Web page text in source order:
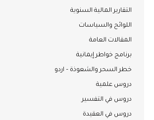
التقارير المالية السنوية
اللوائح والسياسات
المقالات العامة
برنامج خواطر إيمانية
خطر السحر والشعوذة – اردو
دروس علمية
دروس في التفسير
دروس في العقيدة